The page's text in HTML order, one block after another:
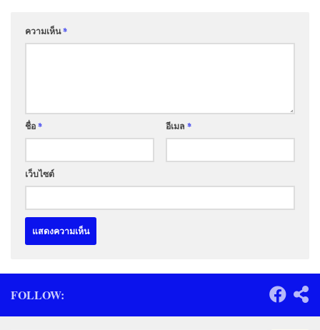
ความเห็น*
ชื่อ* อีเมล *
เว็บไซต์
FOLLOW: